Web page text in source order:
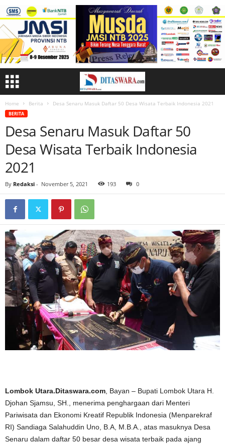
Home Berita Desa Senaru Masuk Daftar 50 Desa Wisata Terbaik Indonesia 2021
BERITA
Desa Senaru Masuk Daftar 50
Desa Wisata Terbaik Indonesia
2021
By Redaksi - November 5, 2021 193 0
Lombok Utara.Ditaswara.com , Bayan – Bupati Lombok Utara H.
Djohan Sjamsu, SH., menerima penghargaan dari Menteri
Pariwisata dan Ekonomi Kreatif Republik Indonesia (Menparekraf
RI) Sandiaga Salahuddin Uno, B.A, M.B.A., atas masuknya Desa
Senaru dalam daftar 50 besar desa wisata terbaik pada ajang